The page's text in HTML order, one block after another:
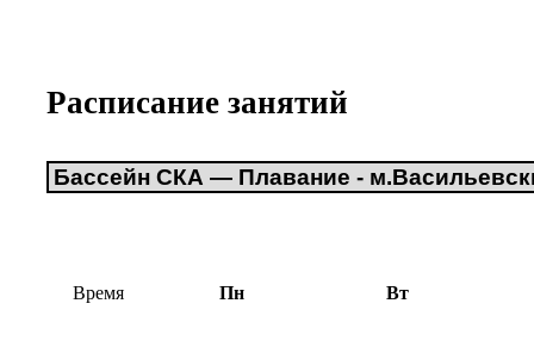
Расписание занятий
Время Пн Вт